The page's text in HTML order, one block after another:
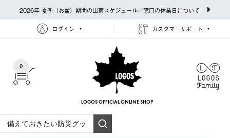
2026年 夏季（お盆）期間の出荷スケジュール／窓口の休業日について
ログイン カスタマーサポート
0
LOGOS OFFICIAL ONLINE SHOP